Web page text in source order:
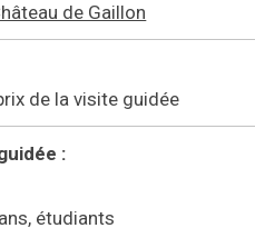
de Gaillon
de la visite guidée
:
étudiants